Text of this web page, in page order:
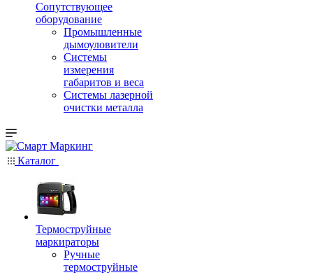
Сопутствующее
оборудование
Промышленные
дымоуловители
Системы
измерения
габаритов и веса
Системы лазерной
очистки металла
Каталог
Термоструйные
маркираторы
Ручные
термоструйные